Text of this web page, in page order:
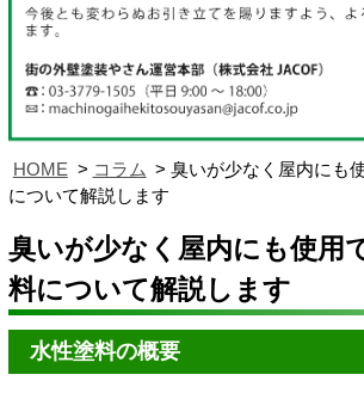
HOME コラム
臭いが少なく屋内にも
について解説します
臭いが少なく屋内にも使用
料について解説します
水性塗料の概要